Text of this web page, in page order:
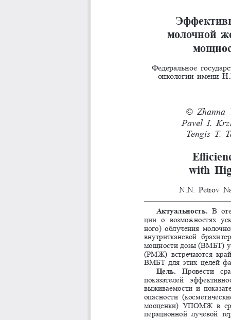
молочной
Федеральное
онкологии имени
© Zhanna
Pavel
Tengis T.
with
N.N. Petrov
Актуальность.
В
ции  о  возможностях
ного)  облучения
внутритканевой
мощности дозы (ВМБТ) у
(РМЖ)  встречаются
ВМБТ для этих целей
Цель.
Провести
показателей
выживаемости  и
опасности
мооценки)  УПОМЖ  в
перационной  лучевой